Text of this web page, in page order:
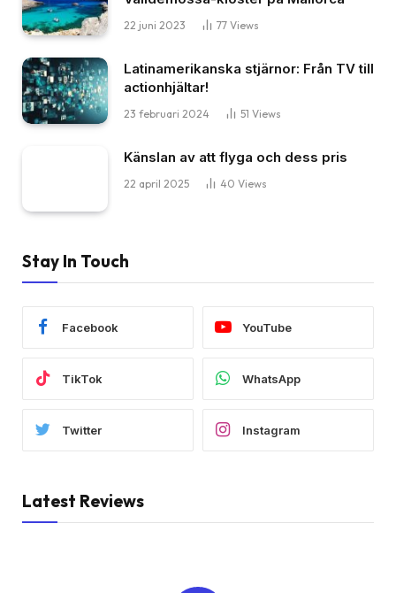
22 juni 2023 77 Views
Latinamerikanska stjärnor: Från TV till
actionhjältar!
23 februari 2024 51 Views
Känslan av att flyga och dess pris
22 april 2025 40 Views
Stay In Touch
Facebook YouTube
TikTok WhatsApp
Twitter Instagram
Latest Reviews